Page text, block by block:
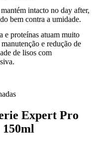
intacto no day after,
bem contra a umidade.
e proteínas atuam muito
e redução de
de lisos com
Expert Pro